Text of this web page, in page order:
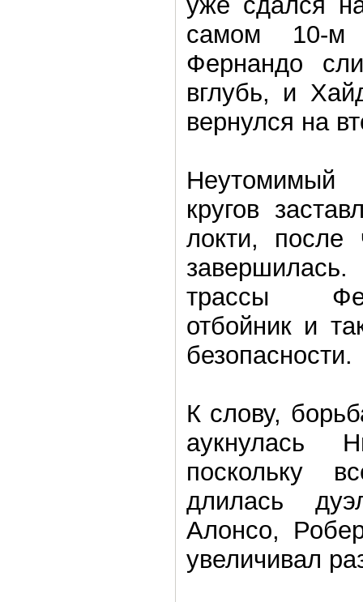
самом 10-м
Фернандо
вглубь, и
вернулся на
кругов
локти, после
завершилась.
трассы
отбойник и
безопасности.
К слову,
аукнулась
поскольку
длилась
Алонсо,
увеличивал